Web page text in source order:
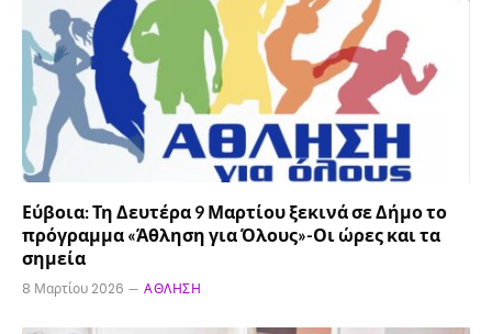
Εύβοια: Τη Δευτέρα 9 Μαρτίου ξεκινά σε Δήμο το
πρόγραμμα «Άθληση για Όλους»-Οι ώρες και τα
σημεία
8 Μαρτίου 2026 ΆΘΛΗΣΗ